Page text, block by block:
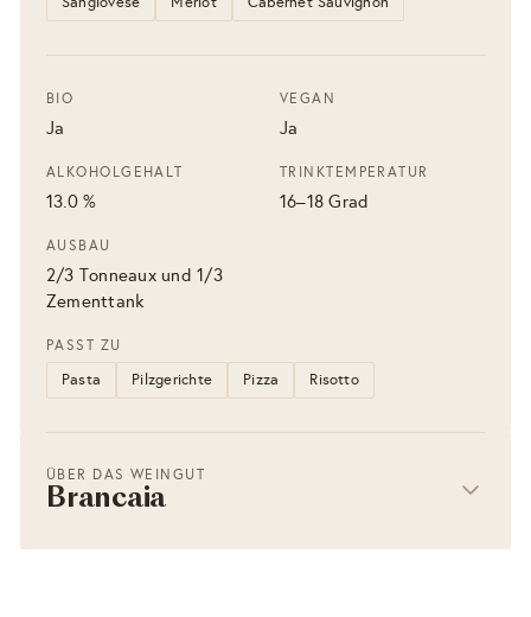
BIO
Ja
VEGAN
Ja
ALKOHOLGEHALT
13.0 %
TRINKTEMPERATUR
16–18 Grad
AUSBAU
2/3 Tonneaux und 1/3
Zementtank
PASST ZU
Pasta Pilzgerichte Pizza Risotto
ÜBER DAS WEINGUT
Brancaia